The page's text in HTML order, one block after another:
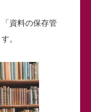
資料の保存管
。